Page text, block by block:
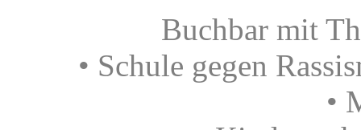
Buchbar mit
• Schule gegen
•